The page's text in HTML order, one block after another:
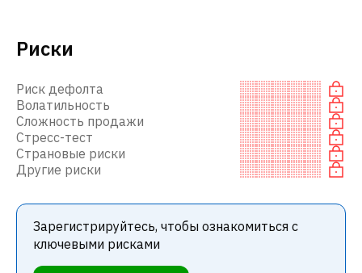
Риски
Риск дефолта
Волатильность
Сложность продажи
Стресс-тест
Страновые риски
Другие риски
Зарегистрируйтесь, чтобы ознакомиться с
ключевыми рисками